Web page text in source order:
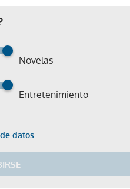
Novelas
Entretenimiento
datos.